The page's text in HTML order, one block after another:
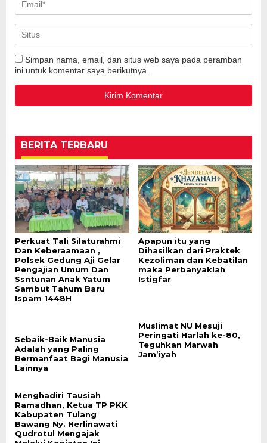
Simpan nama, email, dan situs web saya pada peramban
ini untuk komentar saya berikutnya.
BERITA TERBARU
Perkuat Tali Silaturahmi
Dan Keberaamaan ,
Polsek Gedung Aji Gelar
Pengajian Umum Dan
Ssntunan Anak Yatum
Sambut Tahum Baru
Ispam 1448H
Apapun itu yang
Dihasilkan dari Praktek
Kezoliman dan Kebatilan
maka Perbanyaklah
Istigfar
Sebaik-Baik Manusia
Adalah yang Paling
Bermanfaat Bagi Manusia
Lainnya
Muslimat NU Mesuji
Peringati Harlah ke-80,
Teguhkan Marwah
Jam’iyah
Menghadiri Tausiah
Ramadhan, Ketua TP PKK
Kabupaten Tulang
Bawang Ny. Herlinawati
Qudrotul Mengajak